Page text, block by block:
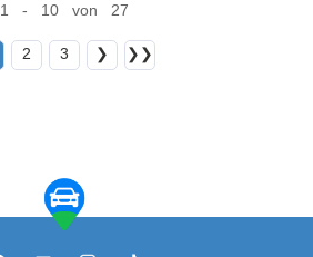
1 - 10 von 27
2 3 ❯ ❯❯